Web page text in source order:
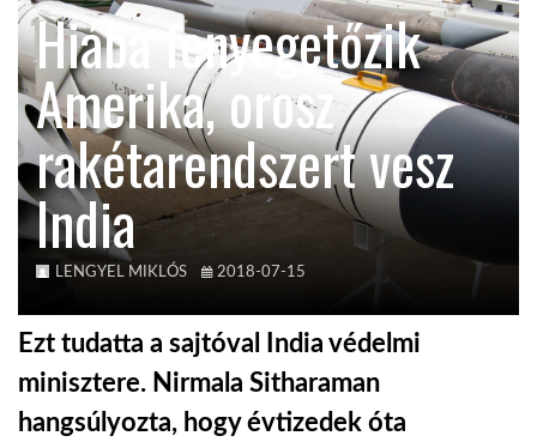
KÖZEL-KELET
AUSZTRÁLIA
A VILÁG ITTHON
GLOBOTV BP
Hiába fenyegetőzik
Amerika, orosz
rakétarendszert vesz
India
LENGYEL MIKLÓS 2018-07-15
Ezt tudatta a sajtóval India védelmi
minisztere. Nirmala Sitharaman
hangsúlyozta, hogy évtizedek óta